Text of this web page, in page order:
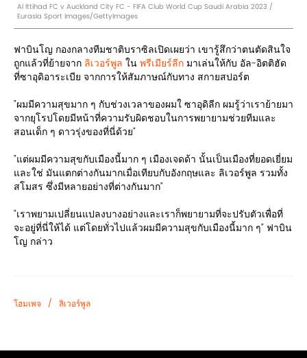
Al Ittihad FC v Auckland City FC - FIFA Club World Cup Saudi Arabia 2023 /
Eurasia Sport Images/GettyImages
ฟาบินโญ กองกลางทีมชาติบราซิลเปิดเผยว่า เขารู้สึกว่าตนตัดสินใจ
ถูกแล้วที่ย้ายจาก ลิเวอร์พูล ใน พรีเมียร์ลีก มาเล่นให้กับ อัล-อิตติฮัด
ที่ซาอุดิอาระเบีย จากการให้สัมภาษณ์กับทาง สกายสปอร์ต
"ผมมีความสุขมาก ๆ กับช่วงเวลาของผมใ ซาอุดิลีก ผมรู้ว่าเราย้ายมา
จากยุโรปโดยมีหน้าที่ความรับผิดชอบในการพยายามช่วยทีมและ
สอนเด็ก ๆ ดาวรุ่งของที่นี่ด้วย"
"แต่ผมมีความสุขกับเมืองนี้มาก ๆ เมืองเจดด้า นั้นเป็นเมืองที่ยอดเยี่ยม
และใช่ มันแตกต่างกันมากเมื่อเทียบกับอังกฤษและ ลิเวอร์พูล รวมทั้ง
สโมสร ซึ่งมีหลายอย่างที่ต่างกันมาก"
"เราพยามเปลี่ยนแปลงบางอย่างและเราก็พยายามที่จะปรับตัวเพื่อที่
จะอยู่ที่นี่ให้ได้ แต่โดยทั่วไปแล้วผมมีความสุขกับเมืองนี้มาก ๆ" ฟาบิน
โญ กล่าว
โฮมเพจ / ลิเวอร์พูล